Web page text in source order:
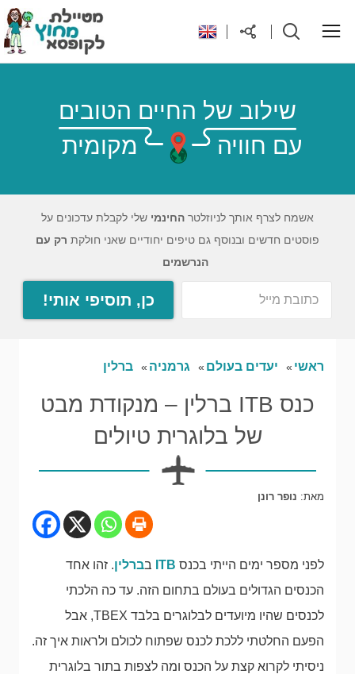
יעדים בעולם
טיפים והנחות לטיול
אודות
שילוב של החיים הטובים
עם חוויה
מקומית
אשמח לצרף אותך לניוזלטר החינמי שלי לקבלת עדכונים על
פוסטים חדשים ובנוסף גם טיפים יחודיים שאני חולקת רק עם
הנרשמים
כן, תוסיפי אותי!
ראשי יעדים בעולם גרמניה ברלין
כנס ITB ברלין – מנקודת מבט
של בלוגרית טיולים
מאת: נופר רונן
לפני מספר ימים הייתי בכנס ITB בברלין. זהו אחד
הכנסים הגדולים בעולם בתחום הזה. עד כה הלכתי
לכנסים שהיו מיועדים לבלוגרים בלבד TBEX, אבל
הפעם החלטתי ללכת לכנס שפתוח לכולם ולראות איך זה.
ניסיתי לקרוא קצת על הכנס ומה לצפות בתור בלוגרית